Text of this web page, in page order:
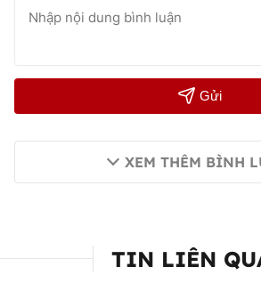
Gửi
XEM THÊM BÌNH
TIN LIÊN